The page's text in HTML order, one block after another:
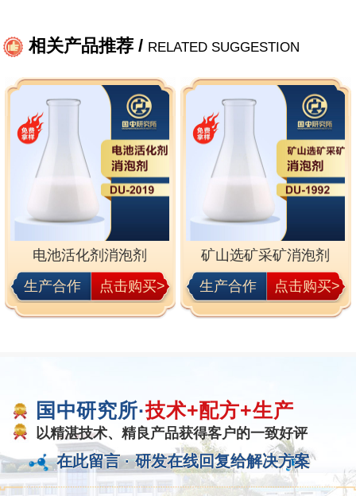
相关产品推荐 / RELATED SUGGESTION
电池活化剂消泡剂
生产合作
点击购买>
矿山选矿采矿消泡剂
生产合作
点击购买>
国中研究所·技术+配方+生产
以精湛技术、精良产品获得客户的一致好评
在此留言 · 研发在线回复给解决方案